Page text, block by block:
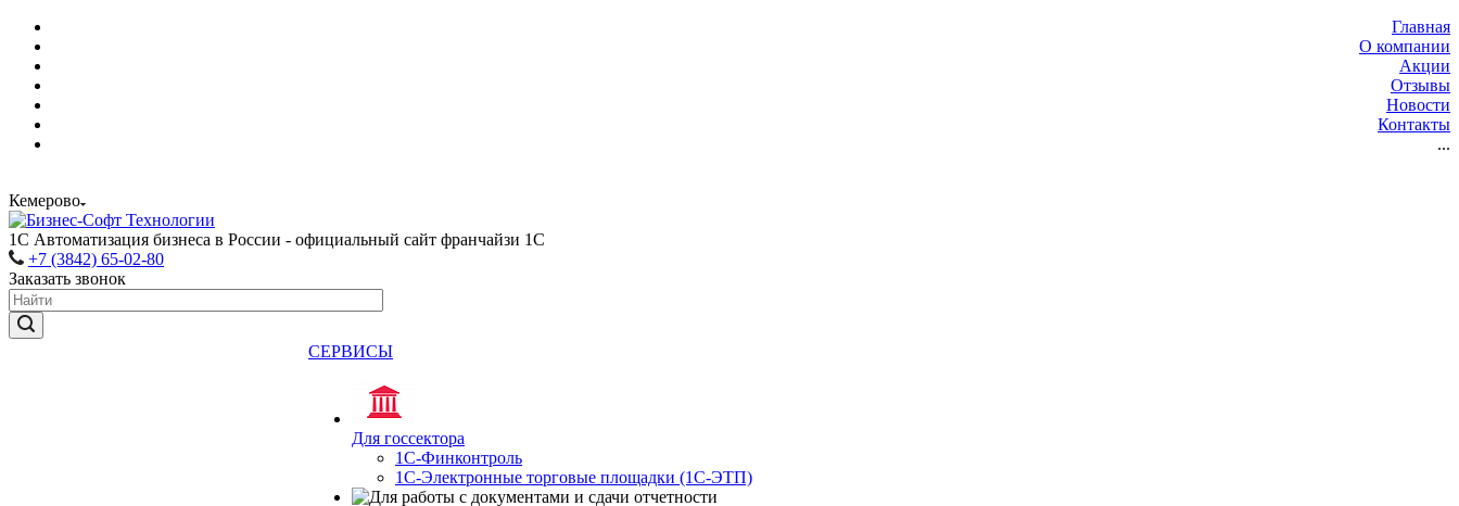
Главная
О компании
Акции
Отзывы
Новости
Контакты
...
Кемерово
1С Автоматизация бизнеса в России - официальный сайт франчайзи 1С
+7 (3842) 65-02-80
Заказать звонок
СЕРВИСЫ
Для госсектора
1С-Финконтроль
1С-Электронные торговые площадки (1С-ЭТП)